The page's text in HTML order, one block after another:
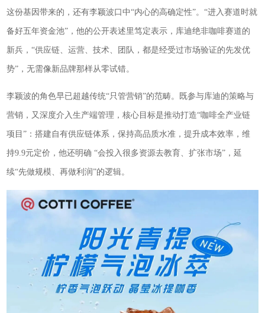
这份基因带来的，还有李颖波口中“内心的高确定性”。“进入赛道时就
备好五年资金池”，他的公开表述里笃定表示，库迪绝非咖啡赛道的
新兵，“供应链、运营、技术、团队，都是经受过市场验证的先发优
势”，无需像新品牌那样从零试错。
李颖波的角色早已超越传统“只管营销”的范畴。既参与库迪的策略与
营销，又深度介入生产端管理，核心目标是推动打造“咖啡全产业链
项目”：搭建自有供应链体系，保持高品质水准，提升成本效率，维
持9.9元定价，他还明确 “会投入很多资源去教育、扩张市场”，延
续“先做规模、再做利润”的逻辑。